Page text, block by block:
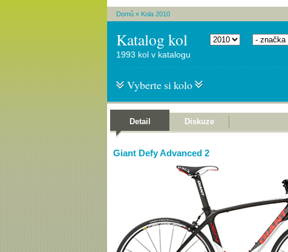
Domů » Kola 2010
Katalog kol
1993 kol v katalogu
Vyberte si kolo
Detail Diskuze
Giant Defy Advanced 2